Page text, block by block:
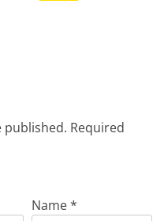
published. Required
Name*